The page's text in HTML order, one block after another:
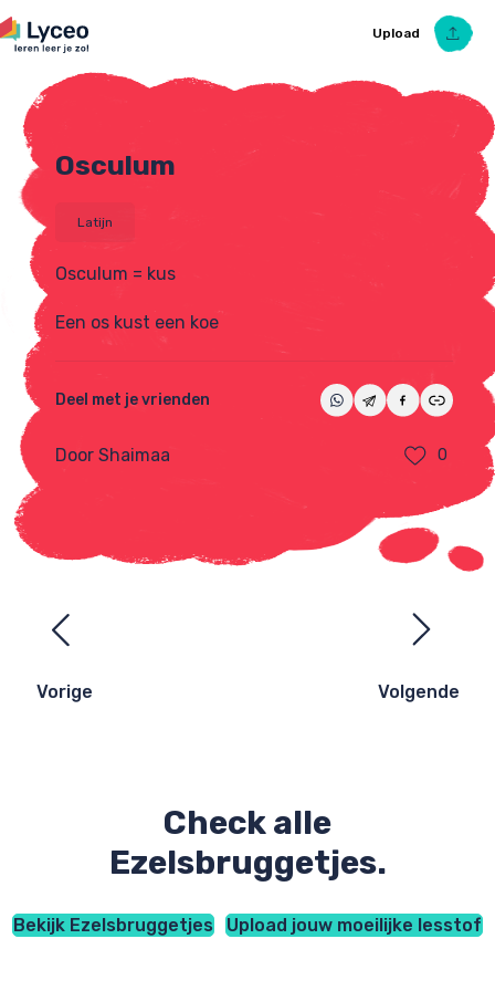
Upload
Upload Ezelsbruggetje
Osculum
Latijn
Osculum = kus
Een os kust een koe
Deel met je vrienden
Door Shaimaa 0
Ezelsbruggetjes
navigatie
Vorige Volgende
Check alle
Ezelsbruggetjes.
Bekijk Ezelsbruggetjes Upload jouw moeilijke lesstof